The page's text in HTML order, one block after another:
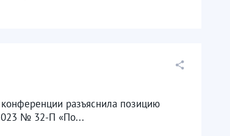
разъяснила позицию
№ 32-П «По...